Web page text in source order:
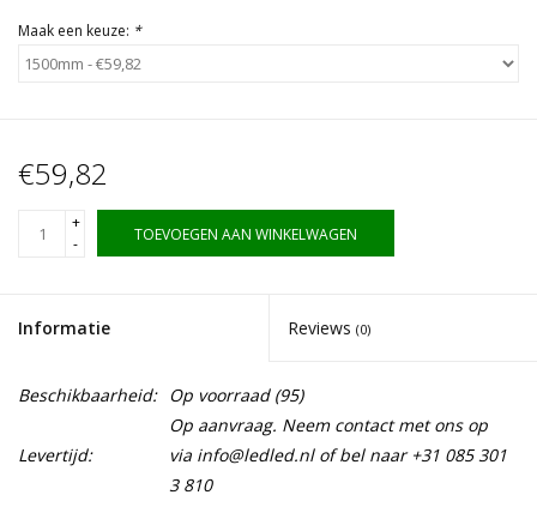
Maak een keuze: *
€59,82
+
-
TOEVOEGEN AAN WINKELWAGEN
Informatie Reviews (0)
Beschikbaarheid: Op voorraad(95)
Levertijd:
Op aanvraag. Neem contact met ons op
via info@ledled.nlof bel naar +31 085 301
3 810